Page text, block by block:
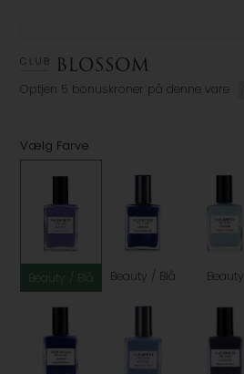
Optjen 5 bonuskroner på denne vare
Vælg Farve
Beauty / Blå Beauty / Blå Beauty